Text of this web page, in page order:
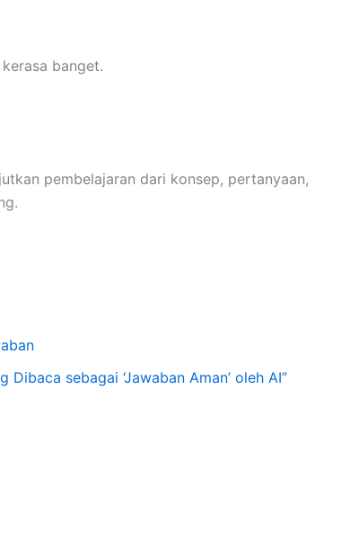
banget.
pembelajaran dari konsep, pertanyaan,
Dibaca sebagai ‘Jawaban Aman’ oleh AI”